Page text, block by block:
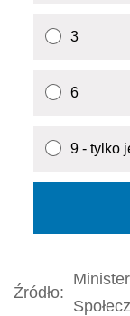
3
6
9 - tylko
Źródło: